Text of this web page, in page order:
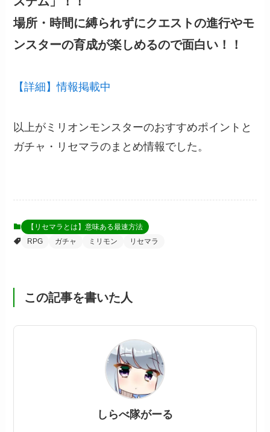
場所・時間に縛られずにクエストの進行やモ
ンスターの育成が楽しめるので面白い！！
【詳細】情報掲載中
以上がミリオンモンスターのおすすめポイントと
ガチャ・リセマラのまとめ情報でした。
【リセマラとは】意味ある最速方法
RPG
ガチャ ミリモン リセマラ
この記事を書いた人
しらべ隊がーる